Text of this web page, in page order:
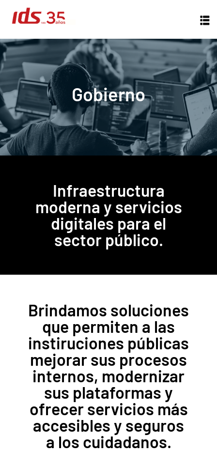
Gobierno
Infraestructura
moderna y servicios
digitales para el
sector público.
Brindamos soluciones
que permiten a las
instiruciones públicas
mejorar sus procesos
internos, modernizar
sus plataformas y
ofrecer servicios más
accesibles y seguros
a los cuidadanos.